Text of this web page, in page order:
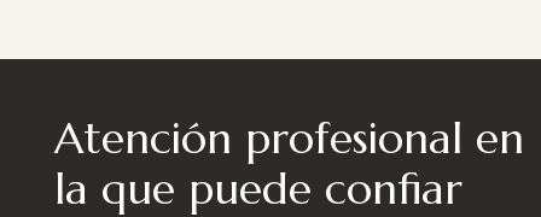
Atención profesional en
la que puede confiar